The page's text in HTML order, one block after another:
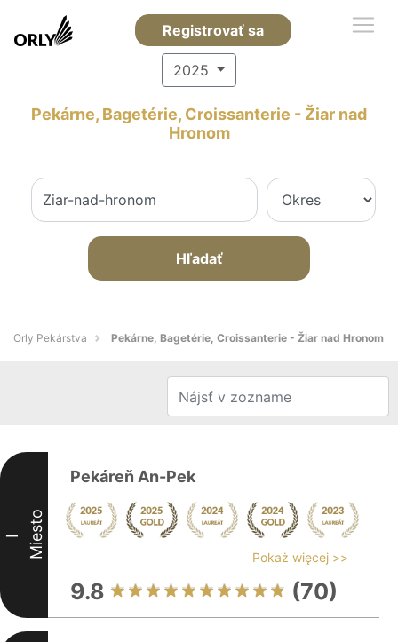
Registrovať sa
2025
Pekárne, Bagetérie, Croissanterie - Žiar nad
Hronom
Hľadať
Orly Pekárstva Pekárne, Bagetérie, Croissanterie - Žiar nad Hronom
I Miesto
Pekáreň An-Pek
Pokaż więcej >>
9.8 (70)